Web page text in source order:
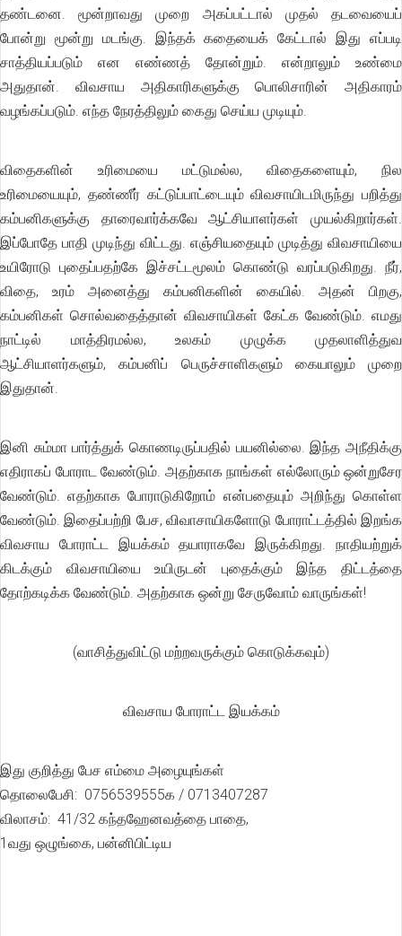
தண்டனை. மூன்றாவது முறை அகப்பட்டால் முதல் தடவையைப்
போன்று மூன்று மடங்கு. இந்தக் கதையைக் கேட்டால் இது எப்படி
சாத்தியப்படும் என எண்ணத் தோன்றும். என்றாலும் உண்மை
அதுதான். விவசாய அதிகாரிகளுக்கு பொலிசாரின் அதிகாரம்
வழங்கப்படும். எந்த நேரத்திலும் கைது செய்ய முடியும்.
விதைகளின் உரிமையை மட்டுமல்ல, விதைகளையும், நில
உரிமையையும், தண்ணீர் கட்டுப்பாட்டையும் விவசாயிடமிருந்து பறித்து
கம்பனிகளுக்கு தாரைவார்க்கவே ஆட்சியாளர்கள் முயல்கிறார்கள்.
இப்போதே பாதி முடிந்து விட்டது. எஞ்சியதையும் முடித்து விவசாயியை
உயிரோடு புதைப்பதற்கே இச்சட்டமூலம் கொண்டு வரப்படுகிறது. நீர்,
விதை, உரம் அனைத்து கம்பனிகளின் கையில். அதன் பிறகு,
கம்பனிகள் சொல்வதைத்தான் விவசாயிகள் கேட்க வேண்டும். எமது
நாட்டில் மாத்திரமல்ல, உலகம் முழுக்க முதலாளித்துவ
ஆட்சியாளர்களும், கம்பனிப் பெருச்சாளிகளும் கையாலும் முறை
இதுதான்.
இனி சும்மா பார்த்துக் கொணடிருப்பதில் பயனில்லை. இந்த அநீதிக்கு
எதிராகப் போராட வேண்டும். அதற்காக நாங்கள் எல்லோரும் ஒன்றுசேர
வேண்டும். எதற்காக போராடுகிறோம் என்பதையும் அறிந்து கொள்ள
வேண்டும். இதைப்பற்றி பேச, விவாசாயிகளோடு போராட்டத்தில் இறங்க
விவசாய போராட்ட இயக்கம் தயாராகவே இருக்கிறது. நாதியற்றுக்
கிடக்கும் விவசாயியை உயிருடன் புதைக்கும் இந்த திட்டத்தை
தோற்கடிக்க வேண்டும். அதற்காக ஒன்று சேருவோம் வாருங்கள்!
(வாசித்துவிட்டு மற்றவருக்கும் கொடுக்கவும்)
விவசாய போராட்ட இயக்கம்
இது குறித்து பேச எம்மை அழையுங்கள்
தொலைபேசி: 0756539555க / 0713407287
விலாசம்: 41/32 கந்தஹேனவத்தை பாதை,
1வது ஒழுங்கை, பன்னிபிட்டிய